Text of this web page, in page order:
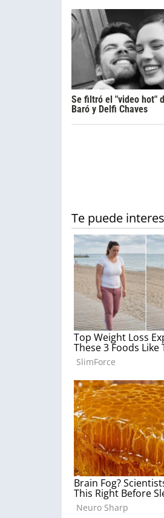
Se filtró el "video hot"
Baró y Delfi Chaves